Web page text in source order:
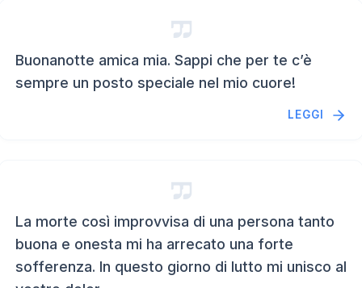
Buonanotte amica mia. Sappi che per te c’è
sempre un posto speciale nel mio cuore!
LEGGI
La morte così improvvisa di una persona tanto
buona e onesta mi ha arrecato una forte
sofferenza. In questo giorno di lutto mi unisco al